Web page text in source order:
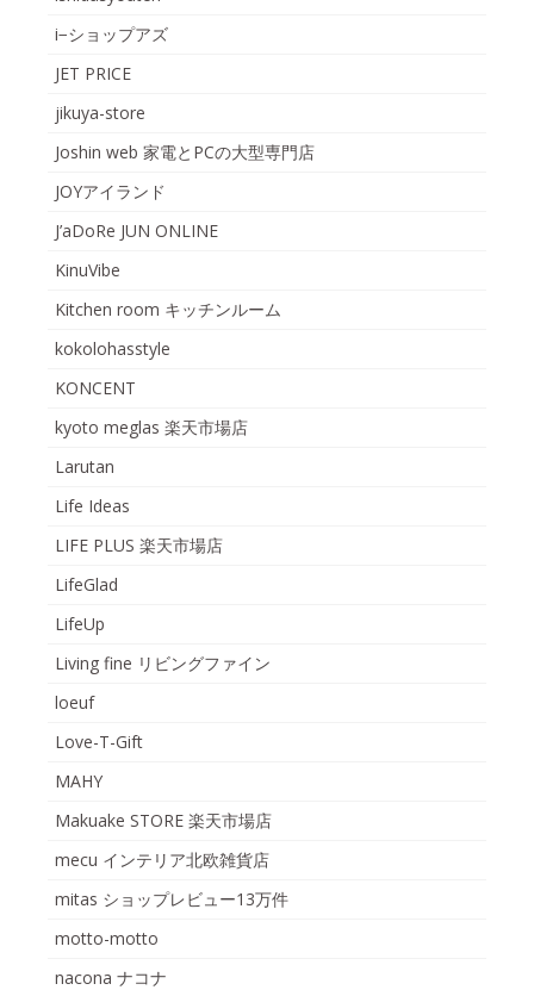
i−ショップアズ
JET PRICE
jikuya-store
Joshin web 家電とPCの大型専門店
JOYアイランド
J’aDoRe JUN ONLINE
KinuVibe
Kitchen room キッチンルーム
kokolohasstyle
KONCENT
kyoto meglas 楽天市場店
Larutan
Life Ideas
LIFE PLUS 楽天市場店
LifeGlad
LifeUp
Living fine リビングファイン
loeuf
Love-T-Gift
MAHY
Makuake STORE 楽天市場店
mecu インテリア北欧雑貨店
mitas ショップレビュー13万件
motto-motto
nacona ナコナ